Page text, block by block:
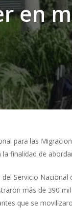
en
para las
la finalidad de
Servicio
más de 390
que se